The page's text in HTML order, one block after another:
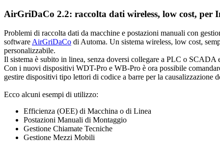
AirGriDaCo 2.2: raccolta dati wireless, low cost, per
Problemi di raccolta dati da macchine e postazioni manuali con
software AirGriDaCo di Automa. Un sistema wireless, low cost,
personalizzabile.
Il sistema è subito in linea, senza doversi collegare a PLC o
Con i nuovi dispositivi WDT-Pro e WB-Pro è ora possibile
gestire dispositivi tipo lettori di codice a barre per la causalizzazione
Ecco alcuni esempi di utilizzo:
Efficienza (OEE) di Macchina o di Linea
Postazioni Manuali di Montaggio
Gestione Chiamate Tecniche
Gestione Mezzi Mobili